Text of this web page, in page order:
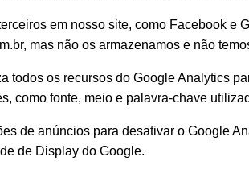
em nosso site, como Facebook e
mas não os armazenamos e não
todos os recursos do Google Analytics
como fonte, meio e palavra-chave
de anúncios para desativar o Google
de Display do Google.